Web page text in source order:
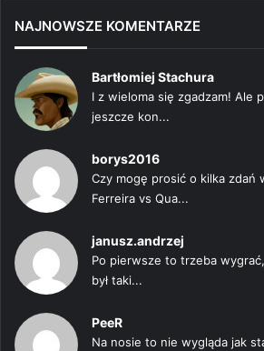
NAJNOWSZE KOMENTARZE
Bartłomiej Stachura
I z wieloma się zgadzam! Ale
jeszcze kon...
borys2016
Czy mogę prosić o kilka zdań
Ferreira vs Qua...
janusz.andrzej
Po pierwsze to trzeba
był taki...
PeeR
Na nosie to nie wygląda jak